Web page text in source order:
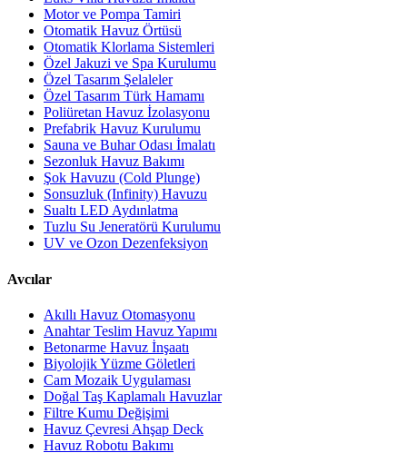
Motor ve Pompa Tamiri
Otomatik Havuz Örtüsü
Otomatik Klorlama Sistemleri
Özel Jakuzi ve Spa Kurulumu
Özel Tasarım Şelaleler
Özel Tasarım Türk Hamamı
Poliüretan Havuz İzolasyonu
Prefabrik Havuz Kurulumu
Sauna ve Buhar Odası İmalatı
Sezonluk Havuz Bakımı
Şok Havuzu (Cold Plunge)
Sonsuzluk (Infinity) Havuzu
Sualtı LED Aydınlatma
Tuzlu Su Jeneratörü Kurulumu
UV ve Ozon Dezenfeksiyon
Avcılar
Akıllı Havuz Otomasyonu
Anahtar Teslim Havuz Yapımı
Betonarme Havuz İnşaatı
Biyolojik Yüzme Göletleri
Cam Mozaik Uygulaması
Doğal Taş Kaplamalı Havuzlar
Filtre Kumu Değişimi
Havuz Çevresi Ahşap Deck
Havuz Robotu Bakımı